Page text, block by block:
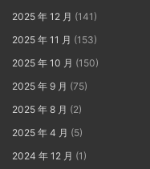
2025 年 12 月 (141)
2025 年 11 月 (153)
2025 年 10 月 (150)
2025 年 9 月 (75)
2025 年 8 月 (2)
2025 年 4 月 (5)
2024 年 12 月 (1)